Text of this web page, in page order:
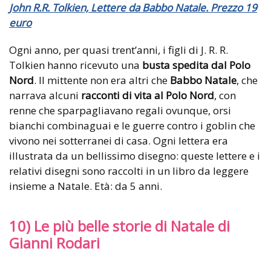
John R.R. Tolkien, Lettere da Babbo Natale. Prezzo 19
euro
Ogni anno, per quasi trent’anni, i figli di J. R. R.
Tolkien hanno ricevuto una busta spedita dal Polo
Nord. Il mittente non era altri che Babbo Natale, che
narrava alcuni racconti di vita al Polo Nord, con
renne che sparpagliavano regali ovunque, orsi
bianchi combinaguai e le guerre contro i goblin che
vivono nei sotterranei di casa. Ogni lettera era
illustrata da un bellissimo disegno: queste lettere e i
relativi disegni sono raccolti in un libro da leggere
insieme a Natale. Età: da 5 anni.
10) Le più belle storie di Natale di
Gianni Rodari